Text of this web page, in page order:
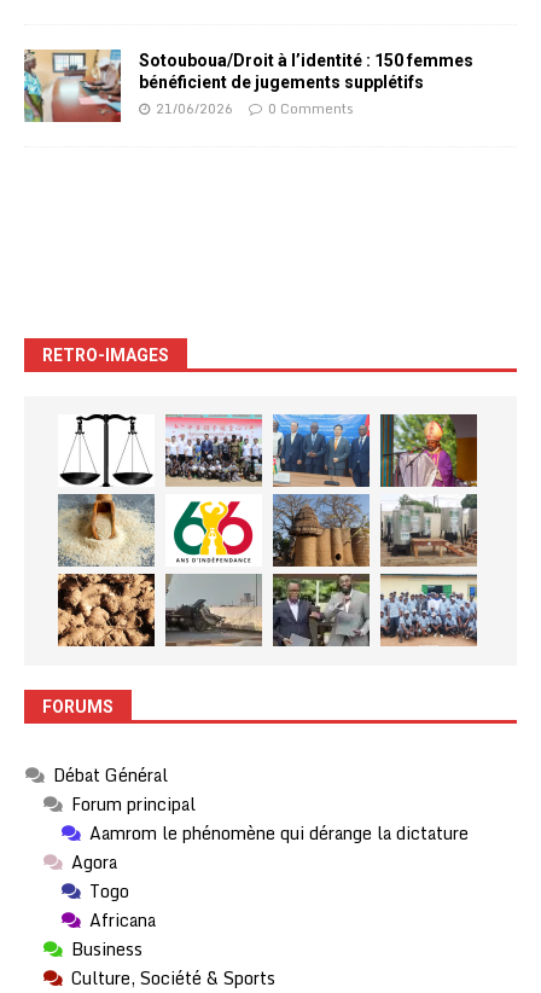
Sotouboua/Droit à l’identité : 150 femmes
bénéficient de jugements supplétifs
21/06/2026 0 Comments
RETRO-IMAGES
FORUMS
Débat Général
Forum principal
Aamrom le phénomène qui dérange la dictature
Agora
Togo
Africana
Business
Culture, Société & Sports